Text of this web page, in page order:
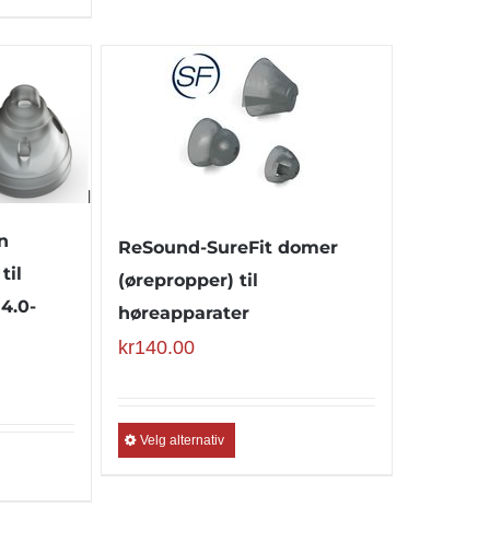
til
ReSound-SureFit domer
(ørepropper) til
høreapparater
kr140.00
Velg alternativ